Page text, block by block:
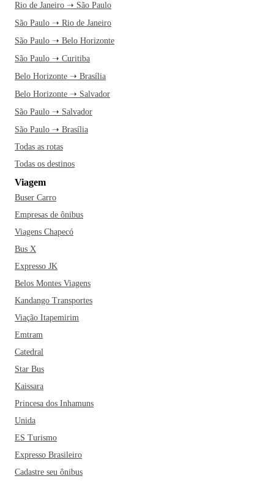
Rio de Janeiro ➝ São Paulo
São Paulo ➝ Rio de Janeiro
São Paulo ➝ Belo Horizonte
São Paulo ➝ Curitiba
Belo Horizonte ➝ Brasília
Belo Horizonte ➝ Salvador
São Paulo ➝ Salvador
São Paulo ➝ Brasília
Todas as rotas
Todas os destinos
Viagem
Buser Carro
Empresas de ônibus
Viagens Chapecó
Bus X
Expresso JK
Belos Montes Viagens
Kandango Transportes
Viação Itapemirim
Emtram
Catedral
Star Bus
Kaissara
Princesa dos Inhamuns
Unida
ES Turismo
Expresso Brasileiro
Cadastre seu ônibus